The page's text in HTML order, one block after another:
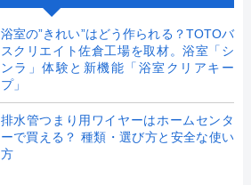
浴室の”きれい”はどう作られる？TOTOバ
スクリエイト佐倉工場を取材。浴室「シ
ンラ」体験と新機能「浴室クリアキー
プ」
排水管つまり用ワイヤーはホームセンタ
ーで買える？ 種類・選び方と安全な使い
方